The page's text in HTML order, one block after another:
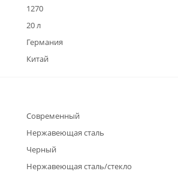
1270
20 л
Германия
Китай
Современный
Нержавеющая сталь
Черный
Нержавеющая сталь/стекло